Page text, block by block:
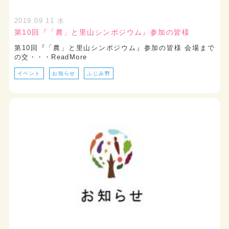
2019.09.11 水
第10回『「農」と里山シンポジウム』参加の皆様
第10回『「農」と里山シンポジウム』参加の皆様 会場まで
の交・・・ReadMore
イベント お知らせ ふじみ野